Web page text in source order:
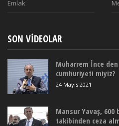
Emlak
SON VIDEOLAR
Muharrem İnce
cumhuriyeti miyiz?
24 Mayıs 2021
Mansur Yavaş,
takibinden ceza